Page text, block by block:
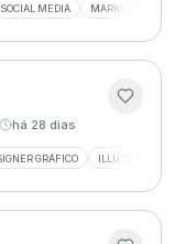
SOCIAL MEDIA MARKETING
há 28 dias
GRÁFICO ILLUSTRATOR